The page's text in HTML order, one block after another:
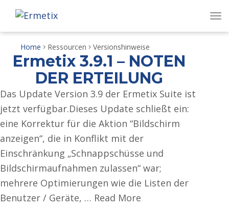
Home Ressourcen Versionshinweise
Ermetix 3.9.1 – NOTEN
DER ERTEILUNG
Das Update Version 3.9 der Ermetix Suite ist
jetzt verfügbar.Dieses Update schließt ein:
eine Korrektur für die Aktion “Bildschirm
anzeigen“, die in Konflikt mit der
Einschränkung „Schnappschüsse und
Bildschirmaufnahmen zulassen“ war;
mehrere Optimierungen wie die Listen der
Benutzer / Geräte, … Read More